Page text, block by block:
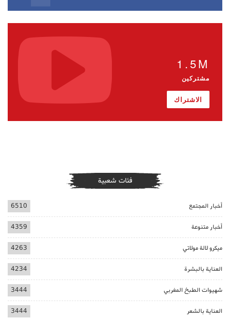
1.5M
مشتركين
الاشتراك
فئات شعبية
أخبار المجتمع 6510
أخبار متنوعة 4359
ميكرو لالة مولاتي 4263
العناية بالبشرة 4234
شهيوات الطبخ المغربي 3444
العناية بالشعر 3444